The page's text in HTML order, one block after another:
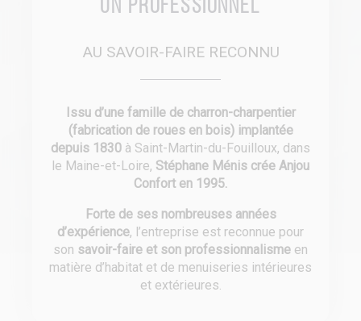
Un professionnel
AU SAVOIR-FAIRE RECONNU
Issu d’une famille de charron-charpentier
(fabrication de roues en bois) implantée
depuis 1830 à Saint-Martin-du-Fouilloux, dans
le Maine-et-Loire, Stéphane Ménis crée Anjou
Confort en 1995.
Forte de ses nombreuses années
d’expérience, l’entreprise est reconnue pour
son savoir-faire et son professionnalisme en
matière d’habitat et de menuiseries intérieures
et extérieures.